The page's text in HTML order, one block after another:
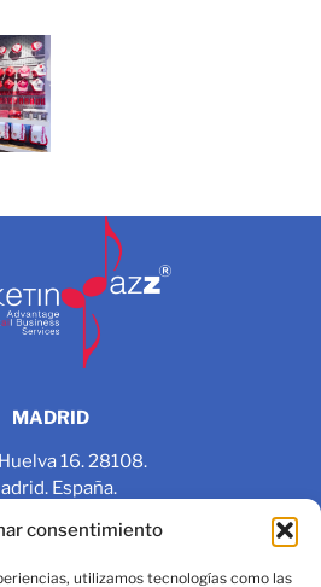
consentimiento
utilizamos tecnologías como las
MADRID
16. 28108.
España.
625 56 96 97
91 484 02 30